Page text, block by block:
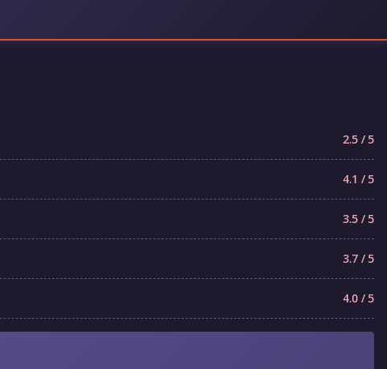
2.5 / 5
4.1 / 5
3.5 / 5
3.7 / 5
4.0 / 5